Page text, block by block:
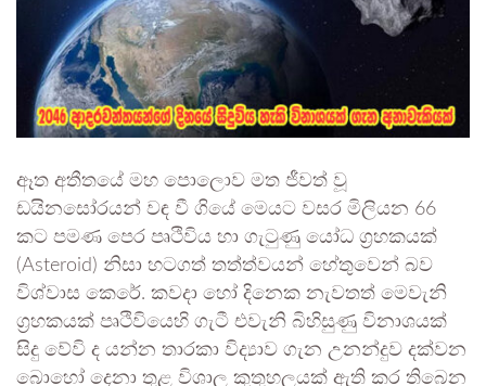
ඈත අතීතයේ මහ පොලොව මත ජීවත් වූ
ඩයිනසෝරයන් වඳ වී ගියේ මෙයට වසර මිලියන 66
කට පමණ පෙර පෘථිවිය හා ගැටුණු යෝධ ග්‍රහකයක්
(Asteroid) නිසා හටගත් තත්ත්වයන් හේතුවෙන් බව
විශ්වාස කෙරේ. කවදා හෝ දිනෙක නැවතත් මෙවැනි
ග්‍රහකයක් පෘථිවියෙහි ගැටී එවැනි බිහිසුණු විනාශයක්
සිදු වේවි ද යන්න තාරකා විද්‍යාව ගැන උනන්දුව දක්වන
බොහෝ දෙනා තුළ විශාල කුතුහලයක් ඇති කර තිබෙන